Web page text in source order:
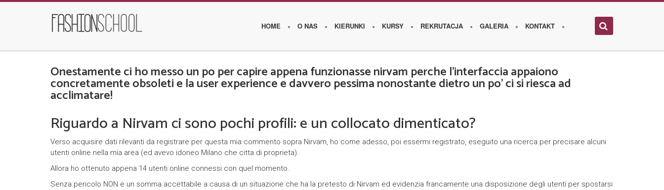
HOME O NAS
O
z
e
KIERUNKI KURSY REKRUTACJA GALERIA KONTAKT
Onestamente ci ho messo un po per capire appena funzionasse nirvam perche l’interfaccia appaiono
concretamente obsoleti e la user experience e davvero pessima nonostante dietro un po’ ci si riesca ad
acclimatare!
Riguardo a Nirvam ci sono pochi profili: e un collocato dimenticato?
Verso acquisire dati rilevanti da registrare per questa mia commento sopra Nirvam, ho come adesso, poi essermi registrato, eseguito una ricerca per precisare alcuni
utenti online nella mia area (ed avevo idoneo Milano che citta di proprieta).
Allora ho ottenuto appena 14 utenti online connessi con quel momento.
Senza pericolo NON e un somma accettabile a causa di un situazione che ha la pretesto di Nirvam ed evidenzia francamente una disposizione degli utenti per spostarsi